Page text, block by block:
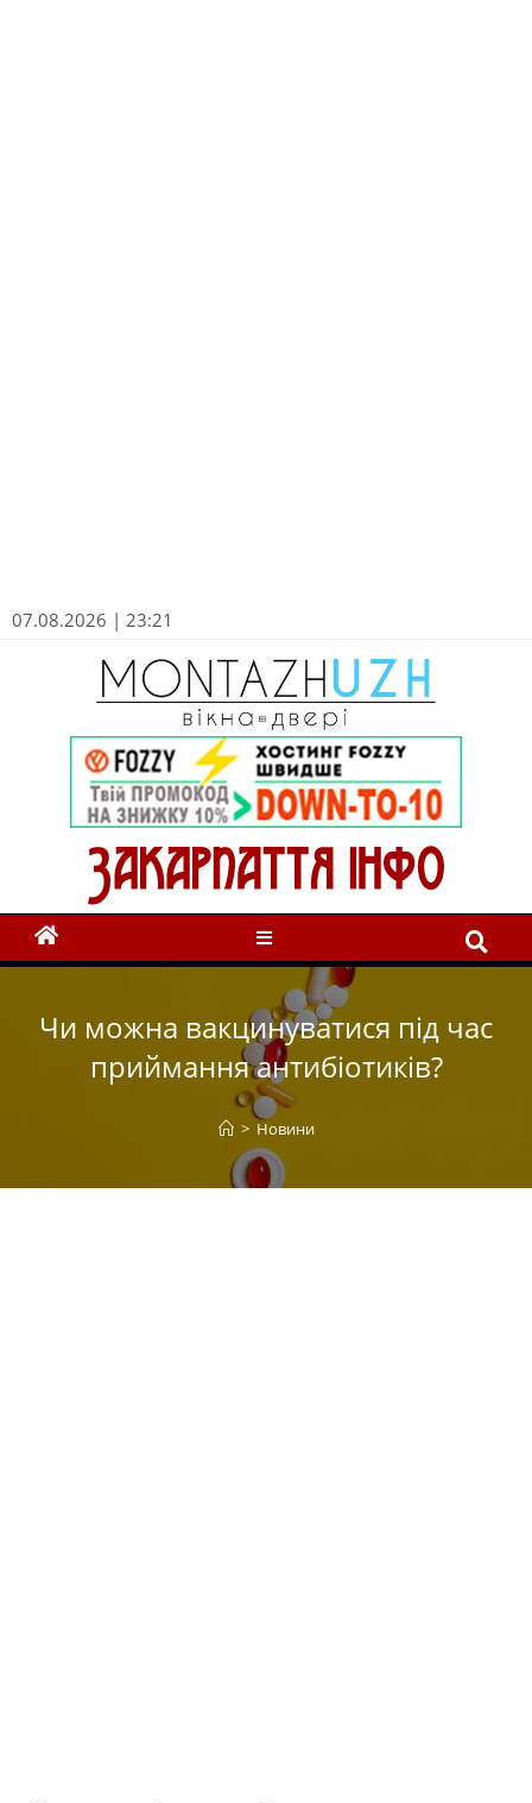
07.08.2026 | 23:21
Чи можна вакцинуватися під час
приймання антибіотиків?
> Новини